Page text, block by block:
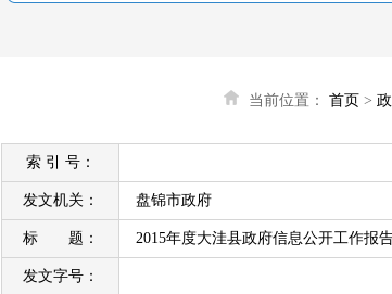
当前位置： 首页 >
索 引 号：
发文机关： 盘锦市政府
标 题： 2015年度大洼县政府信息公开工作报
发文字号：